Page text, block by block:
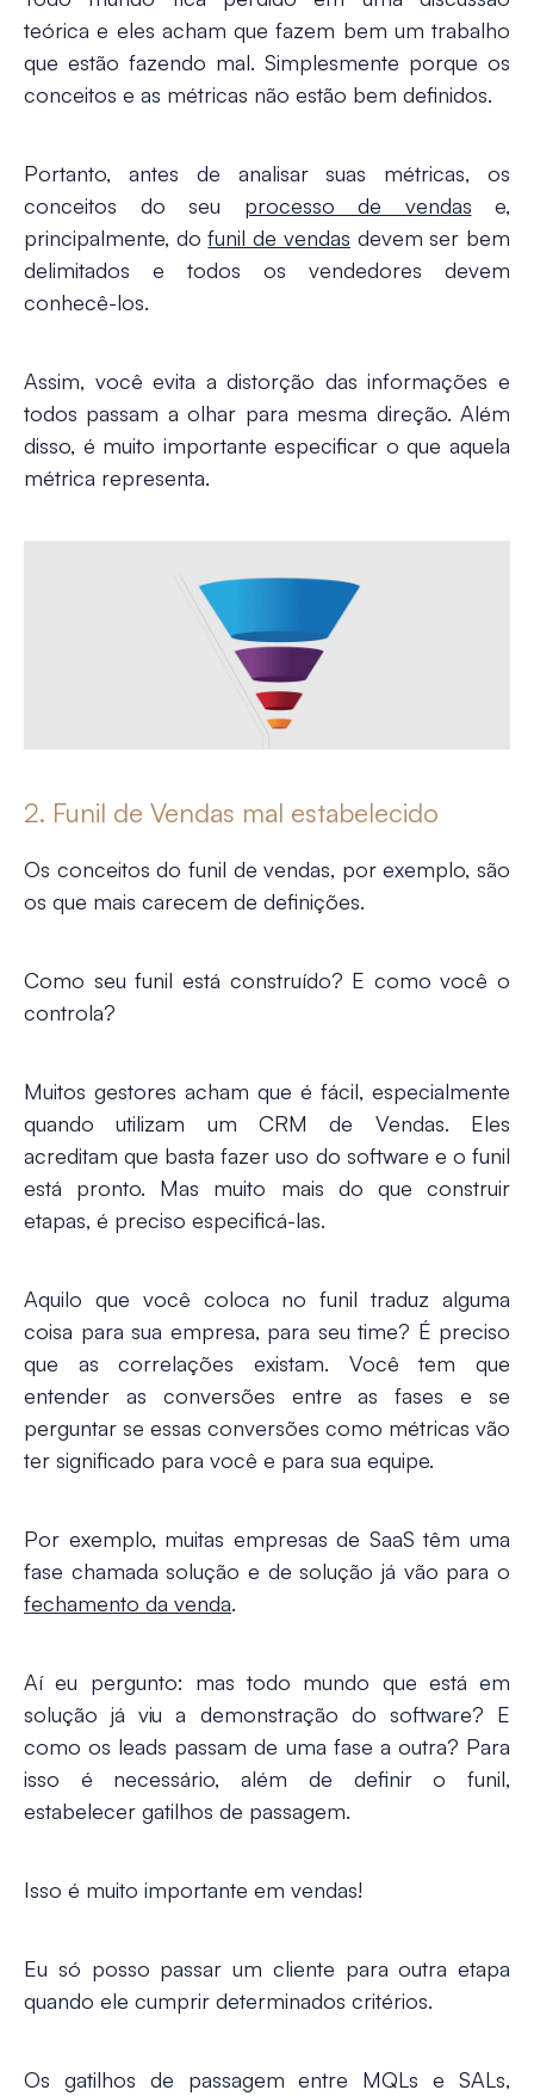
teórica e eles acham que fazem bem um trabalho
que estão fazendo mal. Simplesmente porque os
conceitos e as métricas não estão bem definidos.
Portanto, antes de analisar suas métricas, os
conceitos do seu processo de vendas e,
principalmente, dofunil de vendas devem ser bem
delimitados e todos os vendedores devem
conhecê-los.
Assim, você evita a distorção das informações e
todos passam a olhar para mesma direção. Além
disso, é muito importante especificar o que aquela
métrica representa.
2. Funil de Vendas mal estabelecido
Os conceitos do funil de vendas, por exemplo, são
os que mais carecem de definições.
Como seu funil está construído? E como você o
controla?
Muitos gestores acham que é fácil, especialmente
quando utilizam um CRM de Vendas. Eles
acreditam que basta fazer uso do software e o funil
está pronto. Mas muito mais do que construir
etapas, é preciso especificá-las.
Aquilo que você coloca no funil traduz alguma
coisa para sua empresa, para seu time? É preciso
que as correlações existam. Você tem que
entender as conversões entre as fases e se
perguntar se essas conversões como métricas vão
ter significado para você e para sua equipe.
Por exemplo, muitas empresas de SaaS têm uma
fase chamada solução e de solução já vão para o
fechamento da venda.
Aí eu pergunto: mas todo mundo que está em
solução já viu a demonstração do software? E
como os leads passam de uma fase a outra? Para
isso é necessário, além de definir o funil,
estabelecer gatilhos de passagem.
Isso é muito importante em vendas!
Eu só posso passar um cliente para outra etapa
quando ele cumprir determinados critérios.
Os gatilhos de passagem entre MQLs e SALs,